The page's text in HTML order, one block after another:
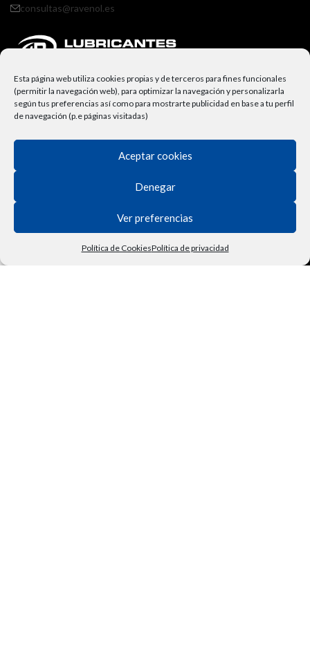
Esta página web utiliza cookies propias y de terceros para fines funcionales
(permitir la navegación web), para optimizar la navegación y personalizarla
según tus preferencias así como para mostrarte publicidad en base a tu perfil
de navegación (p.e páginas visitadas)
Aceptar cookies
Denegar
Ver preferencias
Política de CookiesPolítica de privacidad
consultas@ravenol.es
NUESTRA EMPRESA
Derecho de Desisitimiento
CarritoMi cuentaVehículo